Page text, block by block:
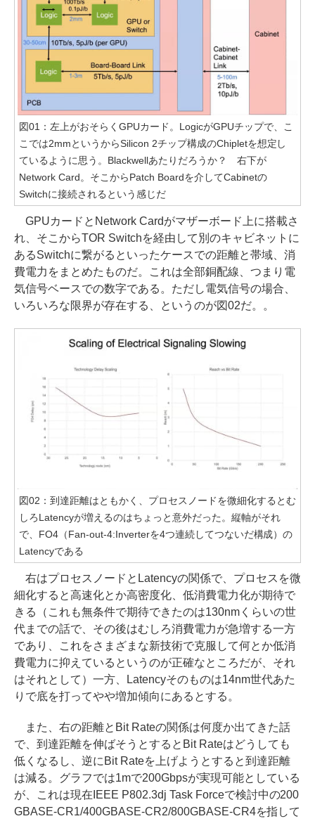
図01：左上がおそらくGPUカード。LogicがGPUチップで、こ
こでは2mmというからSilicon 2チップ構成のChipletを想定し
ているように思う。Blackwellあたりだろうか？ 右下が
Network Card。そこからPatch Boardを介してCabinetの
Switchに接続されるという感じだ
GPUカードとNetwork Cardがマザーボード上に搭載さ
れ、そこからTOR Switchを経由して別のキャビネットに
あるSwitchに繋がるといったケースでの距離と帯域、消
費電力をまとめたものだ。これは全部銅配線、つまり電
気信号ベースでの数字である。ただし電気信号の場合、
いろいろな限界が存在する、というのが図02だ。。
図02：到達距離はともかく、プロセスノードを微細化するとむ
しろLatencyが増えるのはちょっと意外だった。縦軸がそれ
で、FO4（Fan-out-4:Inverterを4つ連続してつないだ構成）の
Latencyである
右はプロセスノードとLatencyの関係で、プロセスを微
細化すると高速化とか高密度化、低消費電力化が期待で
きる（これも無条件で期待できたのは130nmくらいの世
代までの話で、その後はむしろ消費電力が急増する一方
であり、これをさまざまな新技術で克服して何とか低消
費電力に抑えているというのが正確なところだが、それ
はそれとして）一方、Latencyそのものは14nm世代あた
りで底を打ってやや増加傾向にあるとする。
また、右の距離とBit Rateの関係は何度か出てきた話
で、到達距離を伸ばそうとするとBit Rateはどうしても
低くなるし、逆にBit Rateを上げようとすると到達距離
は減る。グラフでは1mで200Gbpsが実現可能としている
が、これは現在IEEE P802.3dj Task Forceで検討中の200
GBASE-CR1/400GBASE-CR2/800GBASE-CR4を指して